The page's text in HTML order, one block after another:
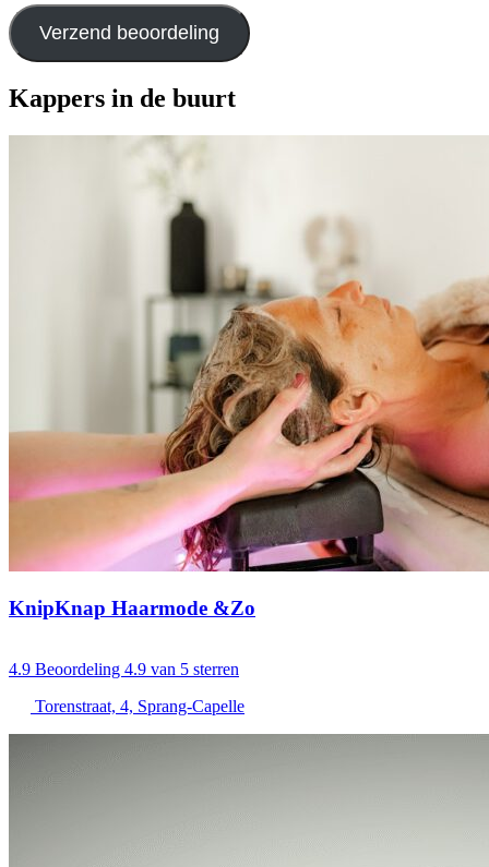
Verzend beoordeling
Kappers in de buurt
KnipKnap Haarmode &Zo
4.9 Beoordeling 4.9 van 5 sterren
Torenstraat, 4, Sprang-Capelle